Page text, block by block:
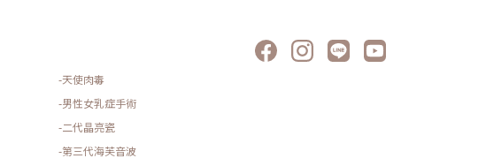
-天使肉毒
-男性女乳症手術
-二代晶亮瓷
-第三代海芙音波